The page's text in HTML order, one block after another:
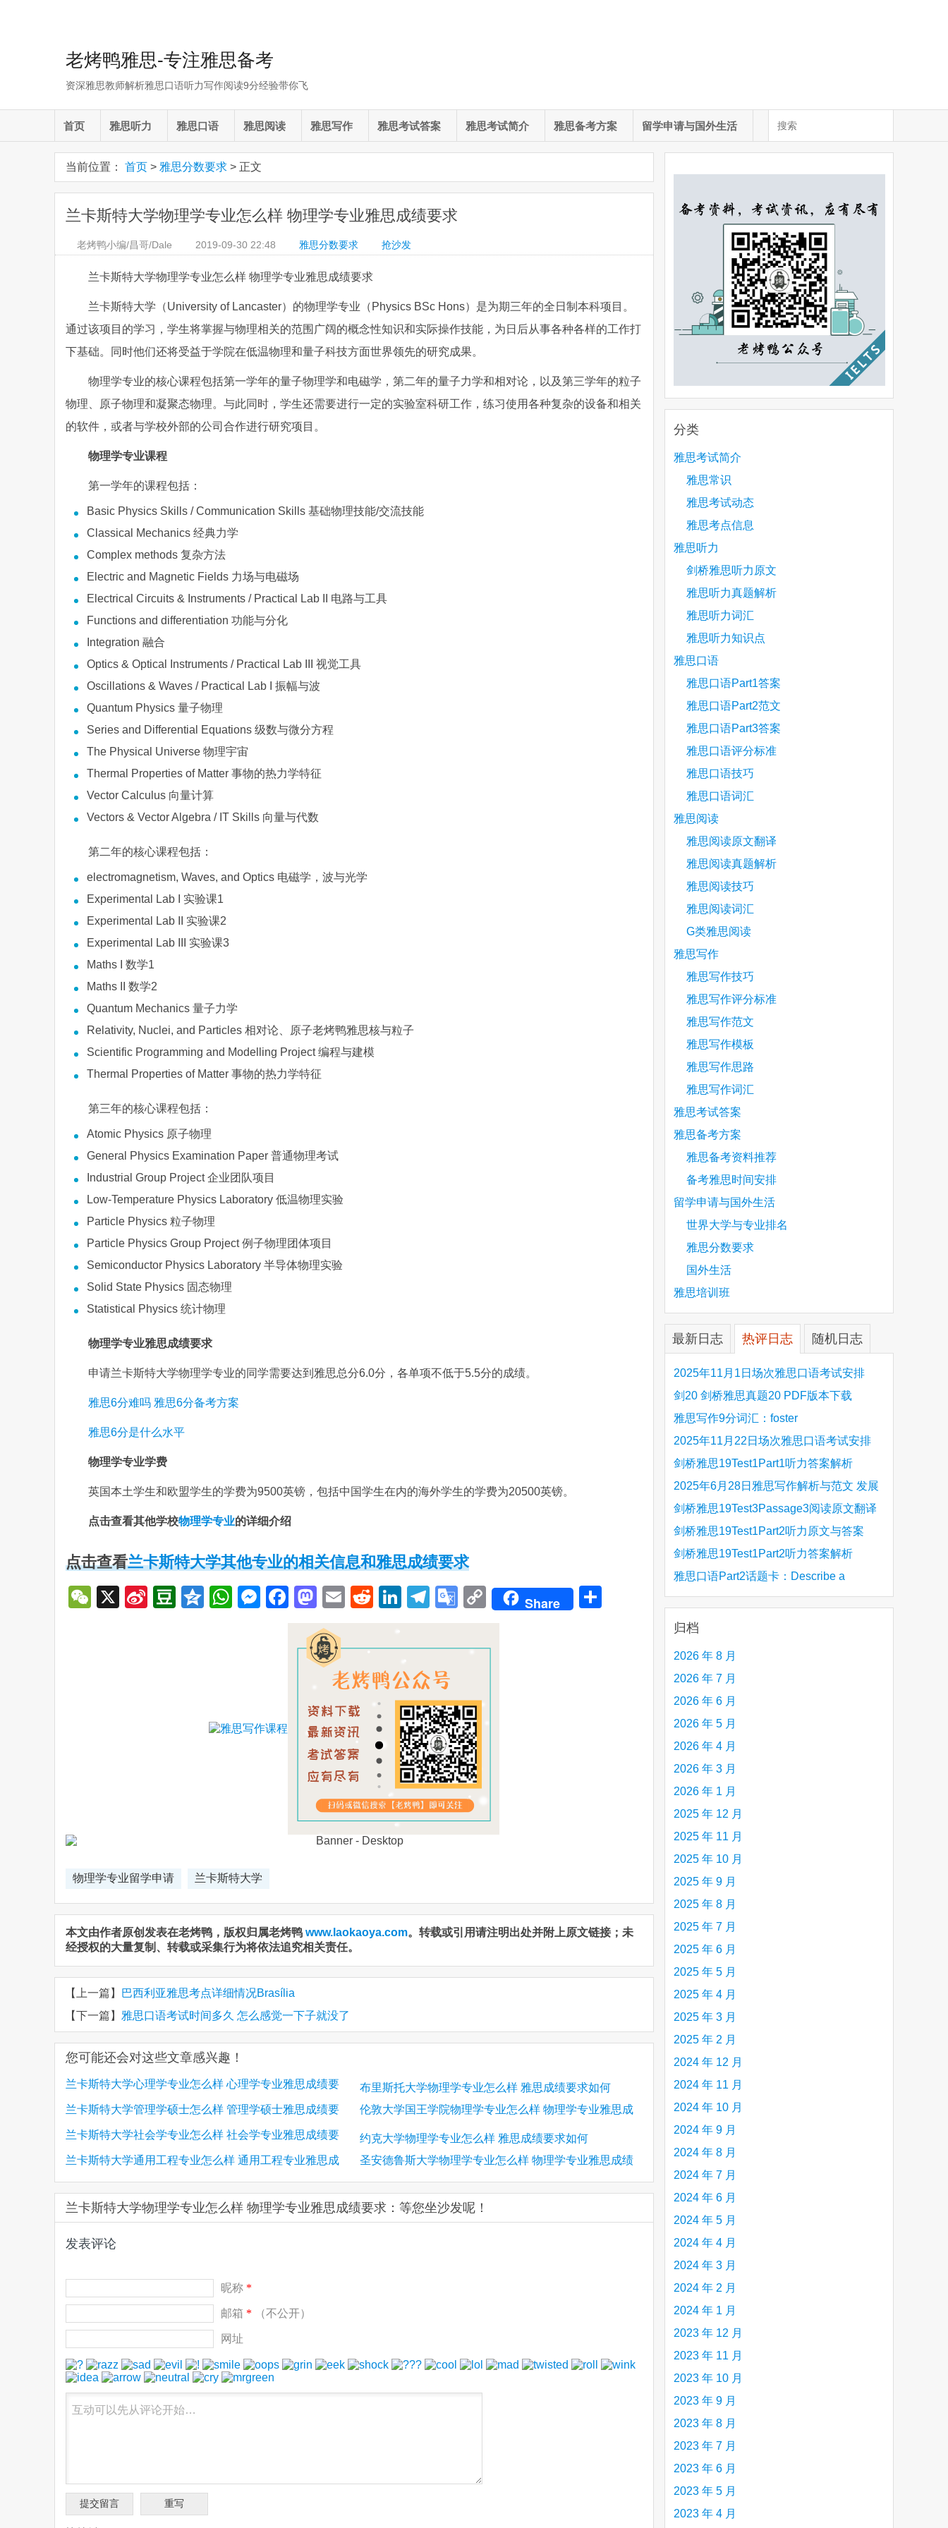
老烤鸭雅思-专注雅思备考
资深雅思教师解析雅思口语听力写作阅读9分经验带你飞
首页 雅思听力 雅思口语 雅思阅读 雅思写作 雅思考试答案 雅思考试简介 雅思备考方案 留学申请与国外生活
当前位置： 首页 > 雅思分数要求 > 正文
兰卡斯特大学物理学专业怎么样 物理学专业雅思成绩要求
老烤鸭小编/昌哥/Dale 2019-09-30 22:48 雅思分数要求 抢沙发
兰卡斯特大学物理学专业怎么样 物理学专业雅思成绩要求
兰卡斯特大学（University of Lancaster）的物理学专业（Physics BSc Hons）是为期三年的全日制本科项目。
通过该项目的学习，学生将掌握与物理相关的范围广阔的概念性知识和实际操作技能，为日后从事各种各样的工作打
下基础。同时他们还将受益于学院在低温物理和量子科技方面世界领先的研究成果。
物理学专业的核心课程包括第一学年的量子物理学和电磁学，第二年的量子力学和相对论，以及第三学年的粒子
物理、原子物理和凝聚态物理。与此同时，学生还需要进行一定的实验室科研工作，练习使用各种复杂的设备和相关
的软件，或者与学校外部的公司合作进行研究项目。
物理学专业课程
第一学年的课程包括：
Basic Physics Skills / Communication Skills 基础物理技能/交流技能
Classical Mechanics 经典力学
Complex methods 复杂方法
Electric and Magnetic Fields 力场与电磁场
Electrical Circuits & Instruments / Practical Lab II 电路与工具
Functions and differentiation 功能与分化
Integration 融合
Optics & Optical Instruments / Practical Lab III 视觉工具
Oscillations & Waves / Practical Lab I 振幅与波
Quantum Physics 量子物理
Series and Differential Equations 级数与微分方程
The Physical Universe 物理宇宙
Thermal Properties of Matter 事物的热力学特征
Vector Calculus 向量计算
Vectors & Vector Algebra / IT Skills 向量与代数
第二年的核心课程包括：
electromagnetism, Waves, and Optics 电磁学，波与光学
Experimental Lab I 实验课1
Experimental Lab II 实验课2
Experimental Lab III 实验课3
Maths I 数学1
Maths II 数学2
Quantum Mechanics 量子力学
Relativity, Nuclei, and Particles 相对论、原子老烤鸭雅思核与粒子
Scientific Programming and Modelling Project 编程与建模
Thermal Properties of Matter 事物的热力学特征
第三年的核心课程包括：
Atomic Physics 原子物理
General Physics Examination Paper 普通物理考试
Industrial Group Project 企业团队项目
Low-Temperature Physics Laboratory 低温物理实验
Particle Physics 粒子物理
Particle Physics Group Project 例子物理团体项目
Semiconductor Physics Laboratory 半导体物理实验
Solid State Physics 固态物理
Statistical Physics 统计物理
物理学专业雅思成绩要求
申请兰卡斯特大学物理学专业的同学需要达到雅思总分6.0分，各单项不低于5.5分的成绩。
雅思6分难吗 雅思6分备考方案
雅思6分是什么水平
物理学专业学费
英国本土学生和欧盟学生的学费为9500英镑，包括中国学生在内的海外学生的学费为20500英镑。
点击查看其他学校物理学专业的详细介绍
点击查看兰卡斯特大学其他专业的相关信息和雅思成绩要求
WeChat
X
SinaDouban
QzoneWhatsApp
Messenger
Facebook
Mastodon
EmailRedditLinkedIn
Telegram
Google
CopyShare
物理学专业留学申请 兰卡斯特大学
本文由作者原创发表在老烤鸭，版权归属老烤鸭 www.laokaoya.com。转载或引用请注明出处并附上原文链接；未
经授权的大量复制、转载或采集行为将依法追究相关责任。
【上一篇】
巴西利亚雅思考点详细情况Brasília
【下一篇】 雅思口语考试时间多久 怎么感觉一下子就没了
您可能还会对这些文章感兴趣！
兰卡斯特大学心理学专业怎么样 心理学专业雅思成绩要
求
布里斯托大学物理学专业怎么样 雅思成绩要求如何
兰卡斯特大学管理学硕士怎么样 管理学硕士雅思成绩要
求
伦敦大学国王学院物理学专业怎么样 物理学专业雅思成
绩要求
兰卡斯特大学社会学专业怎么样 社会学专业雅思成绩要
求
约克大学物理学专业怎么样 雅思成绩要求如何
兰卡斯特大学通用工程专业怎么样 通用工程专业雅思成
圣安德鲁斯大学物理学专业怎么样 物理学专业雅思成绩
兰卡斯特大学物理学专业怎么样 物理学专业雅思成绩要求：等您坐沙发呢！
发表评论
昵称 *
邮箱 * （不公开）
网址
分类
雅思考试简介
雅思常识
雅思考试动态
雅思考点信息
雅思听力
剑桥雅思听力原文
雅思听力真题解析
雅思听力词汇
雅思听力知识点
雅思口语
雅思口语Part1答案
雅思口语Part2范文
雅思口语Part3答案
雅思口语评分标准
雅思口语技巧
雅思口语词汇
雅思阅读
雅思阅读原文翻译
雅思阅读真题解析
雅思阅读技巧
雅思阅读词汇
G类雅思阅读
雅思写作
雅思写作技巧
雅思写作评分标准
雅思写作范文
雅思写作模板
雅思写作思路
雅思写作词汇
雅思考试答案
雅思备考方案
雅思备考资料推荐
备考雅思时间安排
留学申请与国外生活
世界大学与专业排名
雅思分数要求
国外生活
雅思培训班
最新日志 热评日志 随机日志
2025年11月1日场次雅思口语考试安排
剑20 剑桥雅思真题20 PDF版本下载
雅思写作9分词汇：foster
2025年11月22日场次雅思口语考试安排
剑桥雅思19Test1Part1听力答案解析
Hinchingbrooke Country Park
2025年6月28日雅思写作解析与范文 发展
旅游业 手把手带你写高分范文
剑桥雅思19Test3Passage3阅读原文翻译
Is the era of artificial speech translation
upon us 人工智能语言翻译
剑桥雅思19Test1Part2听力原文与答案
Stanthorpe Twinning Association
剑桥雅思19Test1Part2听力答案解析
Stanthorpe Twinning Association
雅思口语Part2话题卡：Describe a
creative person (e.g. an artist, a musician,
etc.) you admire 钦佩的有创造力的人
归档
2026 年 8 月
2026 年 7 月
2026 年 6 月
2026 年 5 月
2026 年 4 月
2026 年 3 月
2026 年 1 月
2025 年 12 月
2025 年 11 月
2025 年 10 月
2025 年 9 月
2025 年 8 月
2025 年 7 月
2025 年 6 月
2025 年 5 月
2025 年 4 月
2025 年 3 月
2025 年 2 月
2024 年 12 月
2024 年 11 月
2024 年 10 月
2024 年 9 月
2024 年 8 月
2024 年 7 月
2024 年 6 月
2024 年 5 月
2024 年 4 月
2024 年 3 月
2024 年 2 月
2024 年 1 月
2023 年 12 月
2023 年 11 月
2023 年 10 月
2023 年 9 月
2023 年 8 月
2023 年 7 月
2023 年 6 月
2023 年 5 月
2023 年 4 月